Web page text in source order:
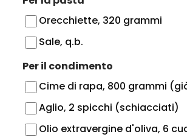
Orecchiette, 320 grammi
Sale, q.b.
Per il condimento
Cime di rapa, 800 grammi
Aglio, 2 spicchi (schiacciati)
Olio extravergine d'oliva, 6